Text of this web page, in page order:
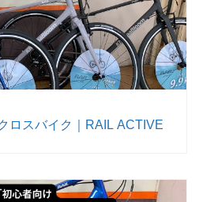
ロスバイク｜RAIL ACTIVE